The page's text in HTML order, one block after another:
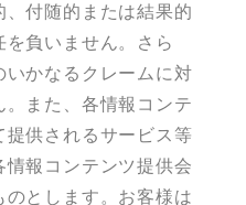
付随的または結果的
負いません。さら
かなるクレームに対
。また、各情報コンテ
提供されるサービス等
報コンテンツ提供会
とします。お客様は